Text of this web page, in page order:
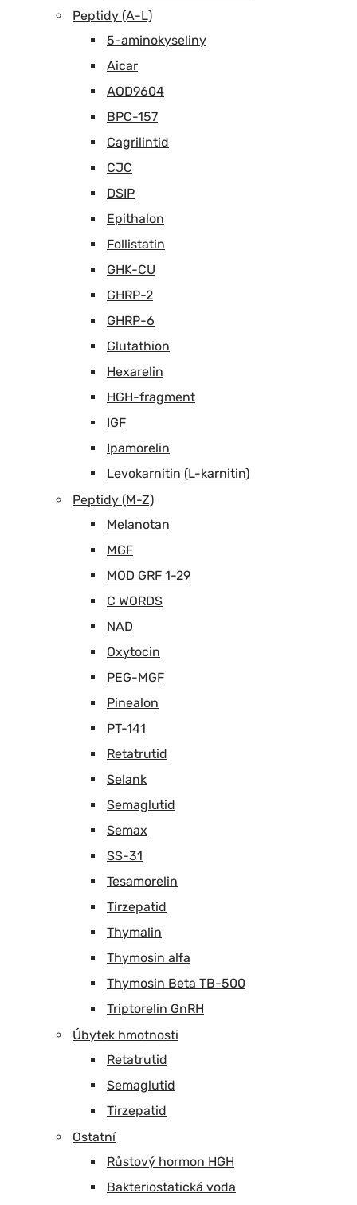
Peptidy (A-L)
5-aminokyseliny
Aicar
AOD9604
BPC-157
Cagrilintid
CJC
DSIP
Epithalon
Follistatin
GHK-CU
GHRP-2
GHRP-6
Glutathion
Hexarelin
HGH-fragment
IGF
Ipamorelin
Levokarnitin (L-karnitin)
Peptidy (M-Z)
Melanotan
MGF
MOD GRF 1-29
C WORDS
NAD
Oxytocin
PEG-MGF
Pinealon
PT-141
Retatrutid
Selank
Semaglutid
Semax
SS-31
Tesamorelin
Tirzepatid
Thymalin
Thymosin alfa
Thymosin Beta TB-500
Triptorelin GnRH
Úbytek hmotnosti
Retatrutid
Semaglutid
Tirzepatid
Ostatní
Růstový hormon HGH
Bakteriostatická voda